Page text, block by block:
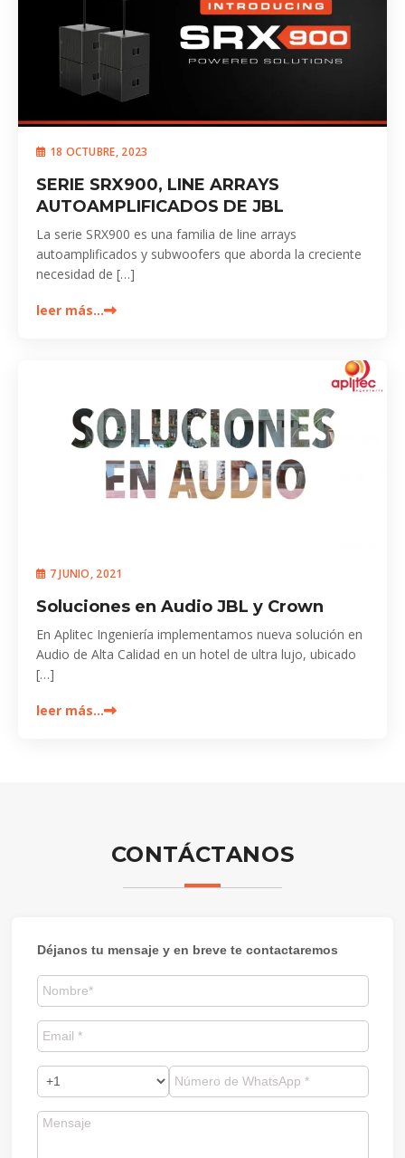
18 OCTUBRE, 2023
SERIE SRX900, LINE ARRAYS
AUTOAMPLIFICADOS DE JBL
La serie SRX900 es una familia de line arrays
autoamplificados y subwoofers que aborda la creciente
necesidad de […]
leer más…
7 JUNIO, 2021
Soluciones en Audio JBL y Crown
En Aplitec Ingeniería implementamos nueva solución en
Audio de Alta Calidad en un hotel de ultra lujo, ubicado
[…]
leer más…
CONTÁCTANOS
Déjanos tu mensaje y en breve te contactaremos